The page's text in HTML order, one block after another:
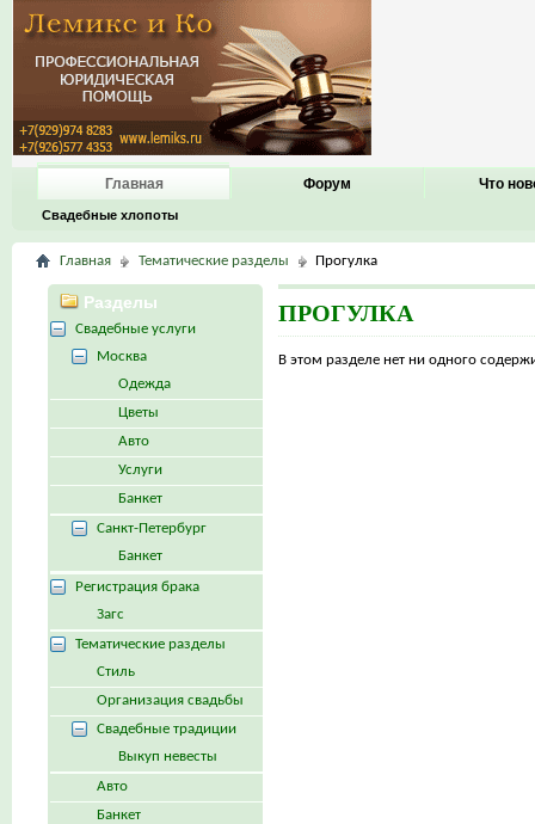
Главная
Свадебные хлопоты
Форум Что
Главная Тематические разделы Прогулка
ПРОГУЛКА
В этом разделе нет ни одного
Разделы
Свадебные услуги
Москва
Одежда
Цветы
Авто
Услуги
Банкет
Санкт-Петербург
Банкет
Регистрация брака
Загс
Тематические разделы
Стиль
Организация свадьбы
Свадебные традиции
Выкуп невесты
Авто
Банкет